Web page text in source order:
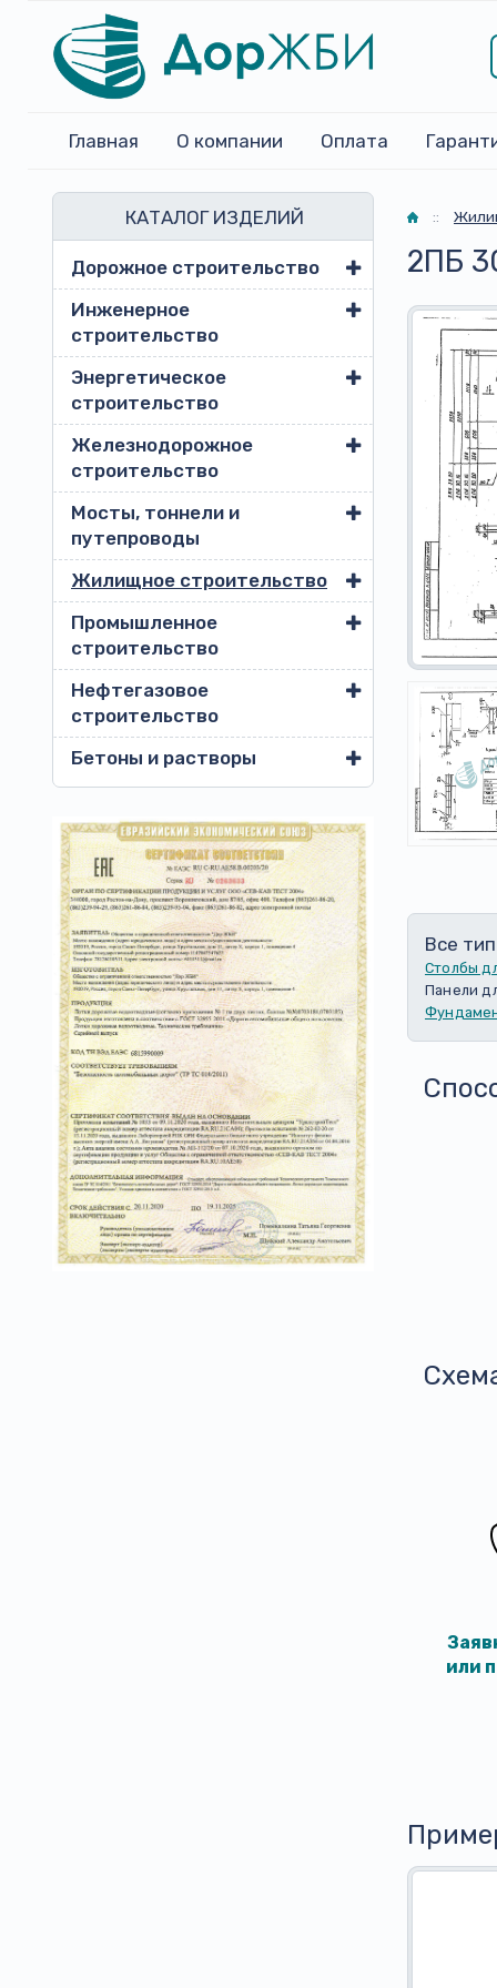
Главная О компании Оплата
КАТАЛОГ ИЗДЕЛИЙ
Дорожное строительство
Инженерное
строительство
Энергетическое
строительство
Железнодорожное
строительство
Мосты, тоннели и
путепроводы
Жилищное строительство
Промышленное
строительство
Нефтегазовое
строительство
Бетоны и растворы
Главная
::
2ПБ
Все
Столбы
Панели
или